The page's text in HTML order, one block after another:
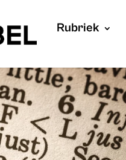
Rubriek